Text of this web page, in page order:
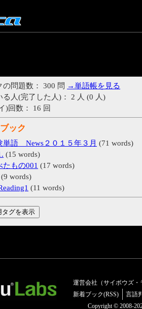
の問題数： 300 問 →単語帳を見る
る人(完了した人)： 2 人 (0 人)
)回数： 16 回
ック
単語 News２０１５年３月 (71 words)
(15 words)
もの001 (17 words)
(9 words)
(11 words)
運営会社（サイボウズ・
新着ブック(RSS)
言語
Copyright © 2008-